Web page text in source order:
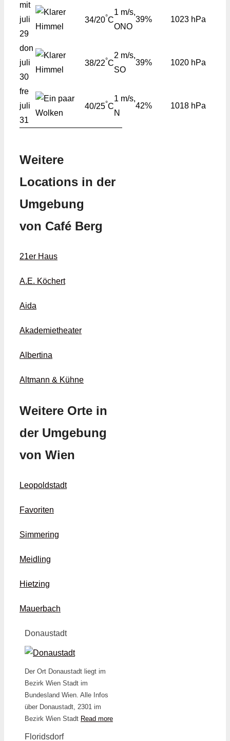
mit
juli
29
34/20°C
1 m/s,
ONO
39% 1023 hPa
don
juli
30
38/22°C
2 m/s,
SO
39% 1020 hPa
fre
juli
31
40/25°C
1 m/s,
N
42% 1018 hPa
Weitere
Locations in der
Umgebung
von Café Berg
21er Haus
A.E. Köchert
Aida
Akademietheater
Albertina
Altmann & Kühne
Weitere Orte in
der Umgebung
von Wien
Leopoldstadt
Favoriten
Simmering
Meidling
Hietzing
Mauerbach
Donaustadt
Der Ort Donaustadt liegt im
Bezirk Wien Stadt im
Bundesland Wien. Alle Infos
über Donaustadt, 2301 im
Bezirk Wien Stadt Read more
Floridsdorf